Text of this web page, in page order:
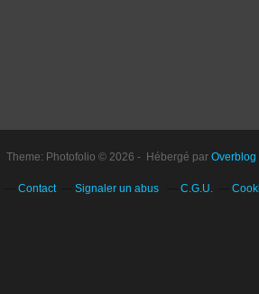
Theme: Photofolio © 2026 - Hébergé par Overblog
Contact Signaler un abus C.G.U.